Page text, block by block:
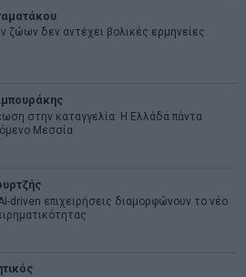
ζώων δεν αντέχει βολικές ερμηνείες
στην καταγγελία: Η Ελλάδα πάντα
Μεσσία
driven επιχειρήσεις διαμορφώνουν το νέο